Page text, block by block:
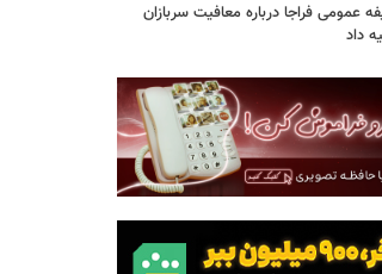
عمومی فراجا درباره معافیت سربازان
داد